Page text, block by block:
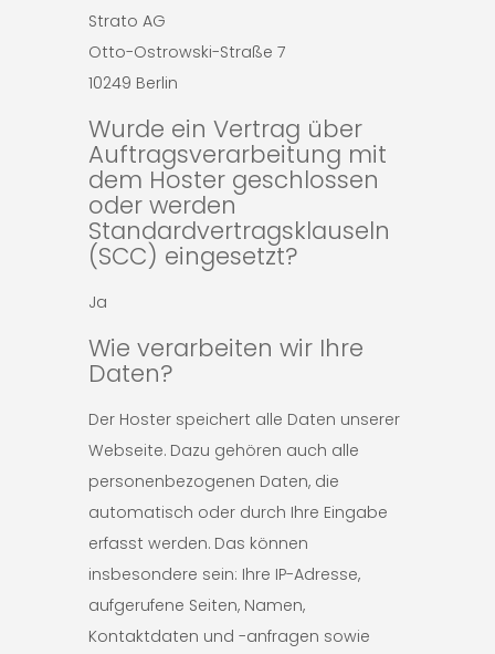
Strato AG
Otto-Ostrowski-Straße 7
10249 Berlin
Wurde ein Vertrag über
Auftragsverarbeitung mit
dem Hoster geschlossen
oder werden
Standardvertragsklauseln
(SCC) eingesetzt?
Ja
Wie verarbeiten wir Ihre
Daten?
Der Hoster speichert alle Daten unserer
Webseite. Dazu gehören auch alle
personenbezogenen Daten, die
automatisch oder durch Ihre Eingabe
erfasst werden. Das können
insbesondere sein: Ihre IP-Adresse,
aufgerufene Seiten, Namen,
Kontaktdaten und -anfragen sowie